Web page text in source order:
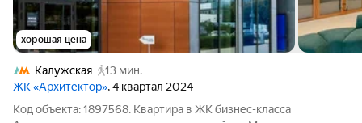
хорошая цена
Калужская
13 мин.
ЖК «Архитектор», 4 квартал 2024
Код объекта: 1897568. Квартира в ЖК бизнес-класса